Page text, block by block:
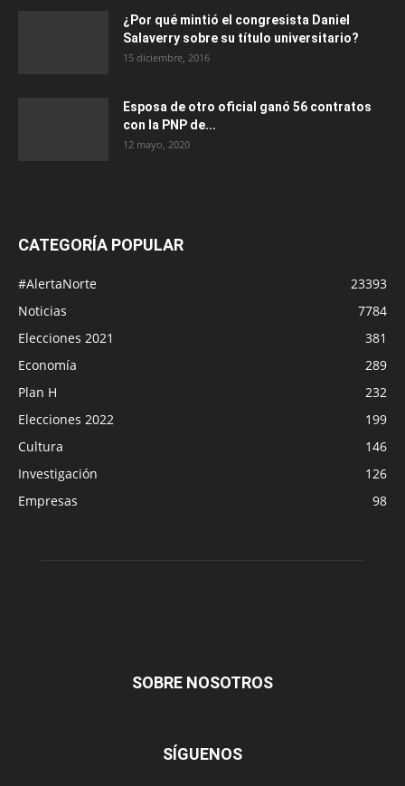
¿Por qué mintió el congresista Daniel
Salaverry sobre su título universitario?
15 diciembre, 2016
Esposa de otro oficial ganó 56 contratos
con la PNP de...
12 mayo, 2020
CATEGORÍA POPULAR
#AlertaNorte
23393
Noticias
7784
Elecciones 2021
381
Economía
289
Plan H
232
Elecciones 2022
199
Cultura
146
Investigación
126
Empresas
98
SOBRE NOSOTROS
SÍGUENOS